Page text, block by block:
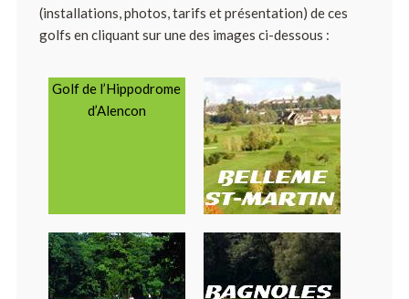
(installations, photos, tarifs et présentation) de ces
golfs en cliquant sur une des images ci-dessous :
Golf de l’Hippodrome
d’Alencon